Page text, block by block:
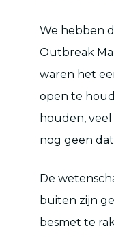
We hebben
Outbreak
waren het
open te
houden,
nog geen
De
buiten zijn
besmet te